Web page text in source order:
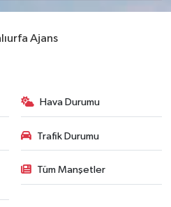
Hava Durumu
Trafik Durumu
Tüm Manşetler